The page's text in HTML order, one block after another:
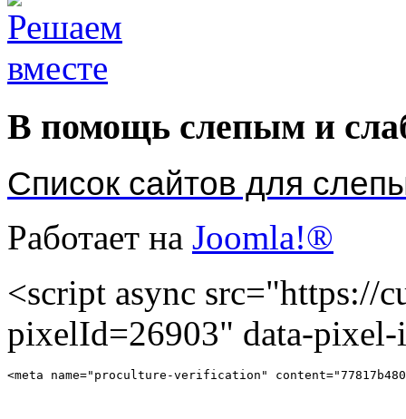
В помощь слепым и
Список сайтов для
Работает на Joomla!®
<script async src="https://
pixelId=26903" data-
<meta name="proculture-verification"